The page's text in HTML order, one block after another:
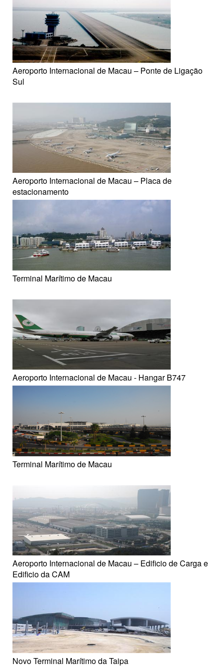
Aeroporto Internacional de Macau – Ponte de Ligação
Sul
Aeroporto Internacional de Macau – Placa de
estacionamento
Terminal Marítimo de Macau
Aeroporto Internacional de Macau - Hangar B747
Terminal Marítimo de Macau
Aeroporto Internacional de Macau – Edificio de Carga e
Edificio da CAM
Novo Terminal Marítimo da Taipa